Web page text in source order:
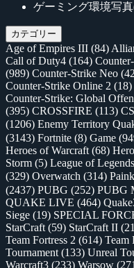
ゲーミング環境写
カテゴリー
Age of Empires III (84)
Call of Duty4 (164)
(989) Counter-Strike Neo
Counter-Strike Online 2 (18)
Counter-Strike: Global
(395) CROSSFIRE (113)
(1206) Enemy Territory
(3143) Fortnite (8) Game
Heroes of Warcraft (68)
Storm (5) League of Legends
(329) Overwatch (314)
(2437) PUBG (252) PUBG
QUAKE LIVE (464)
Siege (19) SPECIAL
StarCraft (59) StarCraft II
Team Fortress 2 (614) Team
Tournament (133) Unreal
Warcraft3 (233) Warsow